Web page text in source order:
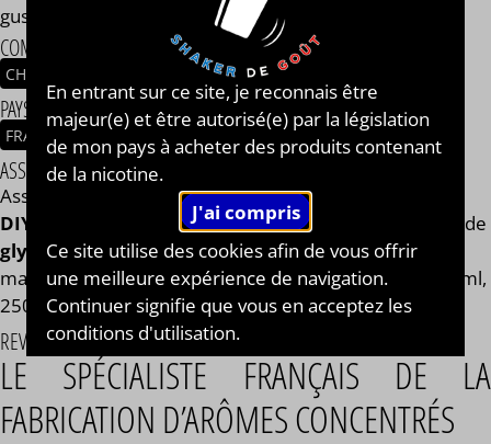
gustatives, que vous soyez en 0, 2, 9, 11 ou 14 mg/ml.
COMPOSITION
CHOCOLAT AU LAIT BISCUIT VANILLE
PAYS / ORIGINE DU CONCENTRÉ
FRANCE
ASSEMBLAGE
Assemblage réalisé à PLOUESCAT - France par
DIY®
mono propylène glycol végétal
, de
glycérine végétaleet de l'arôme Glace Benny de la
marque Revolute®. Disponible en flacon de 50ml, 125ml,
250ml, 500ml et 1L. STEEP : 6 jours.
REVOLUTE®
LE SPÉCIALISTE FRANÇAIS DE LA
FABRICATION D’ARÔMES CONCENTRÉS
En entrant sur ce site, je reconnais être
majeur(e) et être autorisé(e) par la législation
de mon pays à acheter des produits contenant
de la nicotine.
Ce site utilise des cookies afin de vous offrir
une meilleure expérience de navigation.
Continuer signifie que vous en acceptez les
conditions d'utilisation.